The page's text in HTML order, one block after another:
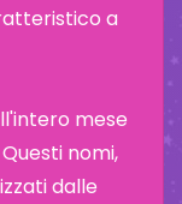
a
mese
nomi,
dalle